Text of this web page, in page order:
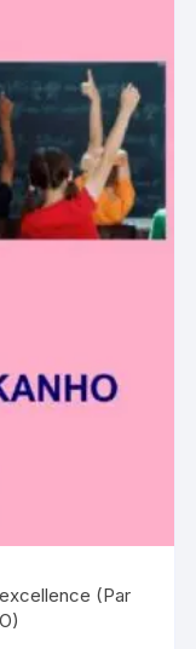
(Par